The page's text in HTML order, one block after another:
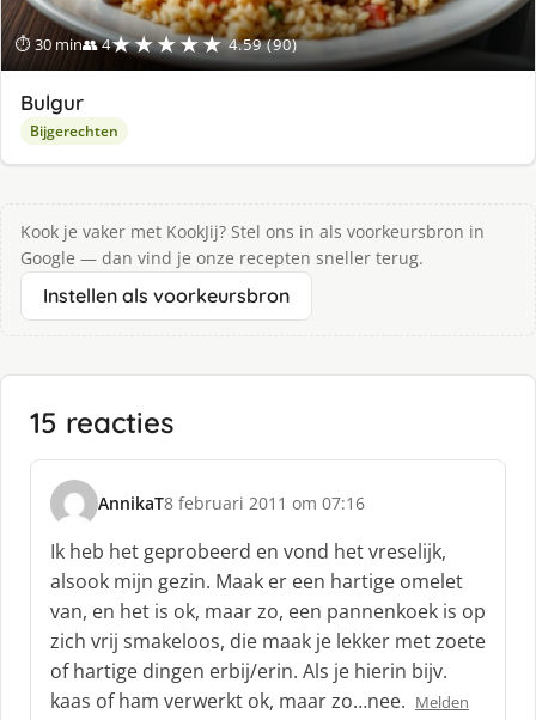
⏱ 30 min👥 4★★★★★ 4.59 (90)
Bulgur
Bijgerechten
Kook je vaker met KookJij? Stel ons in als voorkeursbron in
Google — dan vind je onze recepten sneller terug.
Instellen als voorkeursbron
15 reacties
AnnikaT
s
c
h
r
e
e
f
:
8 februari 2011 om 07:16
Ik heb het geprobeerd en vond het vreselijk,
alsook mijn gezin. Maak er een hartige omelet
van, en het is ok, maar zo, een pannenkoek is op
zich vrij smakeloos, die maak je lekker met zoete
of hartige dingen erbij/erin. Als je hierin bijv.
kaas of ham verwerkt ok, maar zo…nee. Melden